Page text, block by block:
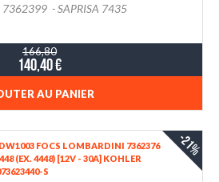
7362399 - SAPRISA 7435
166,80
140,40 €
AU PANIER
FOCS LOMBARDINI 7362376
(EX. 4448) [12V - 30A] KOHLER
S
-21%